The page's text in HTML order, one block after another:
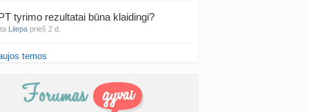
tyrimo rezultatai būna klaidingi?
Liiepa prieš 2 d.
Vasario mėnesio mažyliai
Šiauliuose (2)
temos